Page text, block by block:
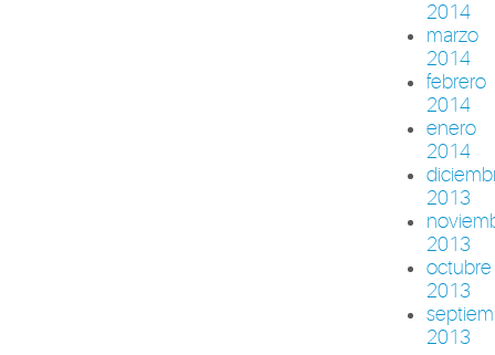
2014
marzo
2014
febrero
2014
enero
2014
2013
2013
octubre
2013
2013